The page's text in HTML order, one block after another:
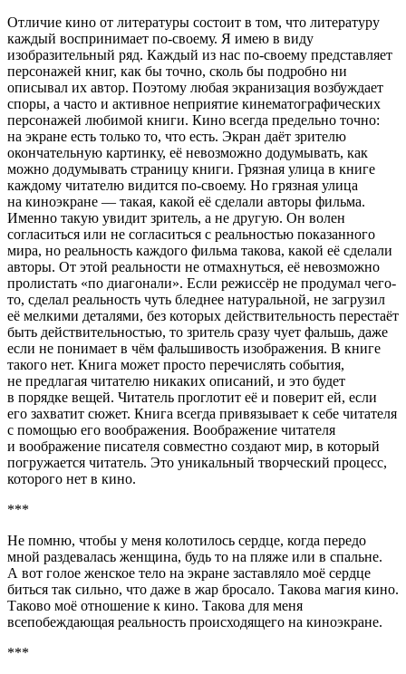
Отличие кино от литературы состоит в том, что литературу
каждый воспринимает по-своему. Я имею в виду
изобразительный ряд. Каждый из нас по-своему представляет
персонажей книг, как бы точно, сколь бы подробно ни
описывал их автор. Поэтому любая экранизация возбуждает
споры, а часто и активное неприятие кинематографических
персонажей любимой книги. Кино всегда предельно точно:
на экране есть только то, что есть. Экран даёт зрителю
окончательную картинку, её невозможно додумывать, как
можно додумывать страницу книги. Грязная улица в книге
каждому читателю видится по-своему. Но грязная улица
на киноэкране — такая, какой её сделали авторы фильма.
Именно такую увидит зритель, а не другую. Он волен
согласиться или не согласиться с реальностью показанного
мира, но реальность каждого фильма такова, какой её сделали
авторы. От этой реальности не отмахнуться, её невозможно
пролистать «по диагонали». Если режиссёр не продумал чего-
то, сделал реальность чуть бледнее натуральной, не загрузил
её мелкими деталями, без которых действительность перестаёт
быть действительностью, то зритель сразу чует фальшь, даже
если не понимает в чём фальшивость изображения. В книге
такого нет. Книга может просто перечислять события,
не предлагая читателю никаких описаний, и это будет
в порядке вещей. Читатель проглотит её и поверит ей, если
его захватит сюжет. Книга всегда привязывает к себе читателя
с помощью его воображения. Воображение читателя
и воображение писателя совместно создают мир, в который
погружается читатель. Это уникальный творческий процесс,
которого нет в кино.
***
Не помню, чтобы у меня колотилось сердце, когда передо
мной раздевалась женщина, будь то на пляже или в спальне.
А вот голое женское тело на экране заставляло моё сердце
биться так сильно, что даже в жар бросало. Такова магия кино.
Таково моё отношение к кино. Такова для меня
всепобеждающая реальность происходящего на киноэкране.
***